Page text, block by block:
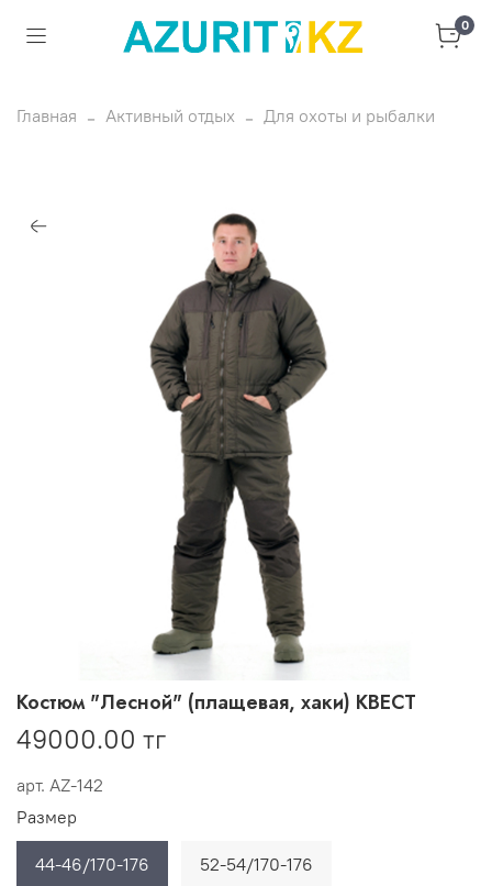
0
Главная Активный отдых Для охоты и рыбалки
арт. AZ-142
Костюм "Лесной" (плащевая, хаки) КВЕСТ
49000.00 тг
Размер
44-46/170-176 52-54/170-176